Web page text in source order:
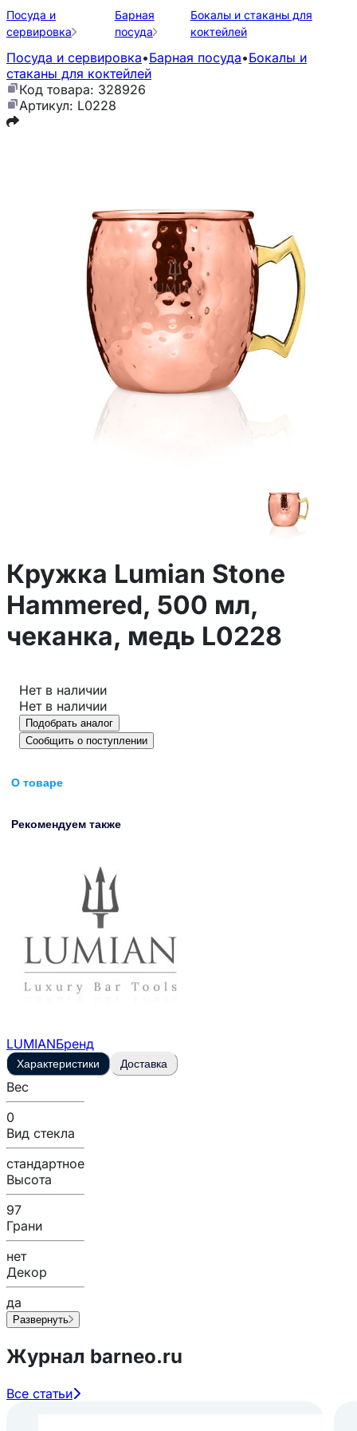
Посуда и
сервировка
Барная
посуда
Бокалы и стаканы для
коктейлей
Посуда и сервировка•Барная посуда•Бокалы и
стаканы для коктейлей
Код товара: 328926
Артикул: L0228
Кружка Lumian Stone
Hammered, 500 мл,
чеканка, медь L0228
Нет в наличии
Нет в наличии
Подобрать аналог
Сообщить о поступлении
О товаре
Рекомендуем также
LUMIANБренд
Характеристики Доставка
Вес
0
Вид стекла
стандартное
Высота
97
Грани
нет
Декор
да
Развернуть
Журнал barneo.ru
Все статьи